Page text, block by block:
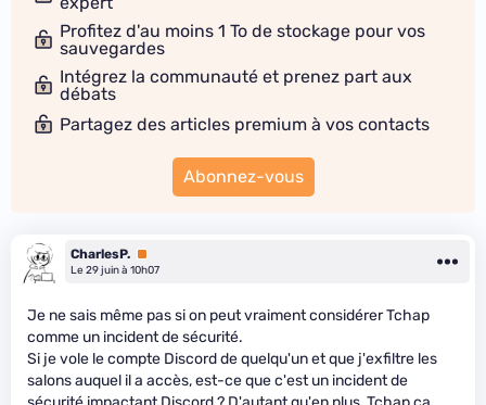
Profitez d'au moins 1 To de stockage pour vos
sauvegardes
Intégrez la communauté et prenez part aux
débats
Partagez des articles premium à vos contacts
Abonnez-vous
CharlesP. Premium
Le 29 juin à 10h07
Je ne sais même pas si on peut vraiment considérer Tchap
comme un incident de sécurité.
Si je vole le compte Discord de quelqu'un et que j'exfiltre les
salons auquel il a accès, est-ce que c'est un incident de